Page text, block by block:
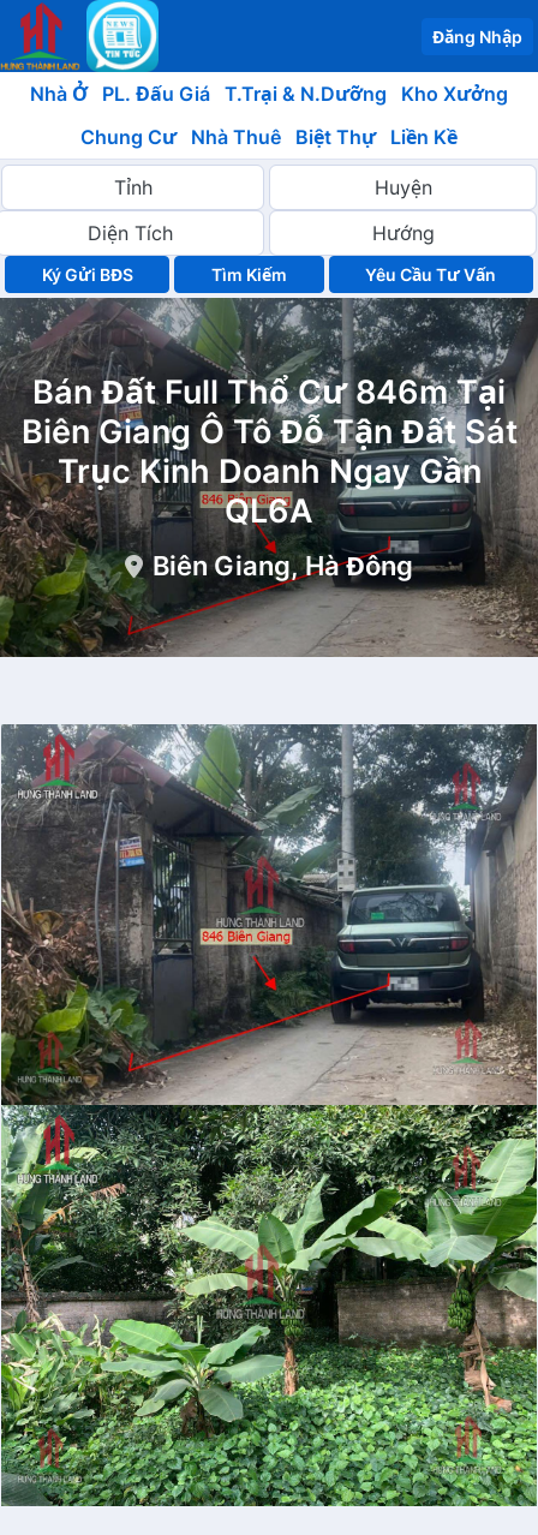
Đăng Nhập
Nhà Ở PL. Đấu Giá T.Trại & N.Dưỡng
Kho Xưởng
Chung Cư
Nhà Thuê Biệt Thự Liền Kề
Ký Gửi BĐS Yêu Cầu Tư Vấn
Bán Đất Full Thổ Cư 846m Tại
Biên Giang Ô Tô Đỗ Tận Đất Sát
Trục Kinh Doanh Ngay Gần
QL6A
Biên Giang, Hà Đông